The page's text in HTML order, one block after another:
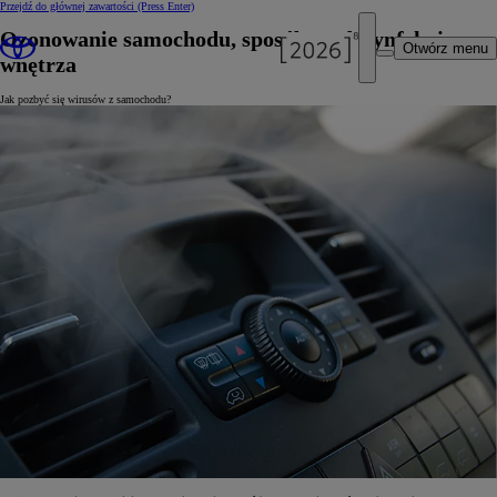
Przejdź do głównej zawartości (Press Enter)
Otwórz menu
Ozonowanie samochodu, sposób na dezynfekcję
wnętrza
Jak pozbyć się wirusów z samochodu?